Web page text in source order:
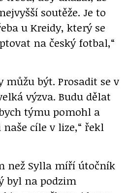
soutěže. Je to
u Kreidy, který se
na český fotbal,“
můžu být. Prosadit se v
výzva. Budu dělat
týmu pomohl a
cíle v lize,“ řekl
než Sylla míří útočník
byl na podzim